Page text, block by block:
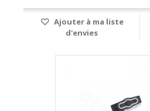
Ajouter à ma liste
d'envies